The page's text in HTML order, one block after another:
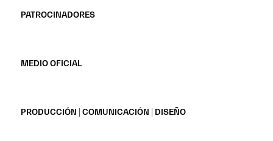
PATROCINADORES
MEDIO OFICIAL
PRODUCCIÓN | COMUNICACIÓN | DISEÑO